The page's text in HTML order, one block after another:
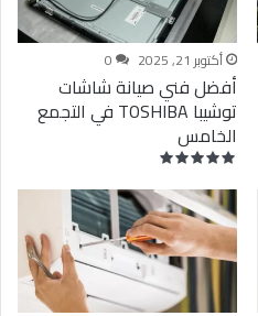
أكتوبر 21, 2025 0
أفضل فني صيانة شاشات
توشيبا TOSHIBA في التجمع
الخامس